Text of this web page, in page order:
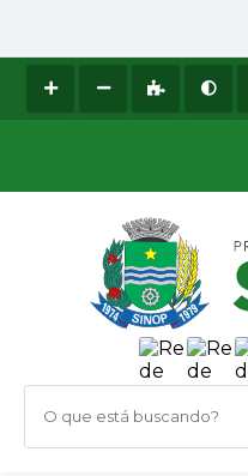
O que está buscando?